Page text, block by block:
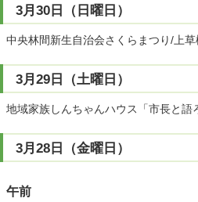
3月30日（日曜日）
中央林間新生自治会さくらまつり/上
3月29日（土曜日）
地域家族しんちゃんハウス「市長と語
3月28日（金曜日）
午前